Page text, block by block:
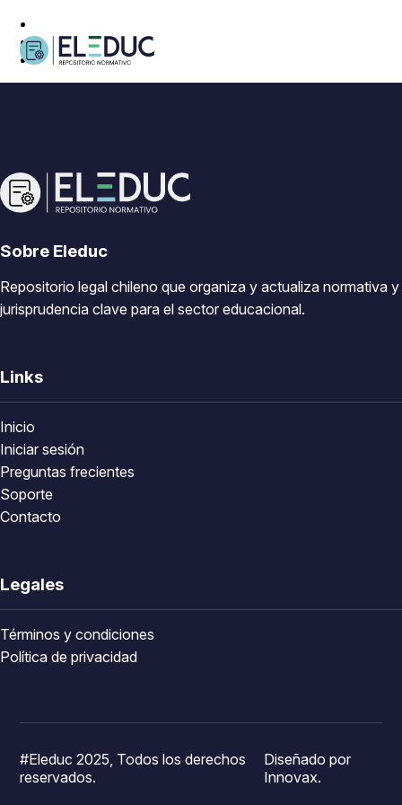
Sobre Eleduc
Repositorio legal chileno que organiza y actualiza normativa y
jurisprudencia clave para el sector educacional.
Links
Inicio
Iniciar sesión
Preguntas frecientes
Soporte
Contacto
Legales
Términos y condiciones
Política de privacidad
#Eleduc 2025, Todos los derechos
reservados.
Diseñado por
Innovax.